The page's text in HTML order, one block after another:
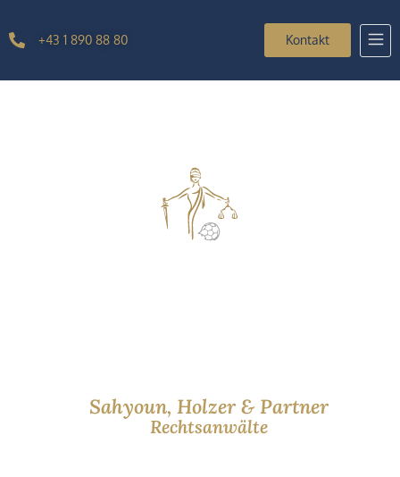
+43 1 890 88 80 Kontakt
Sahyoun, Holzer & Partner
Rechtsanwälte